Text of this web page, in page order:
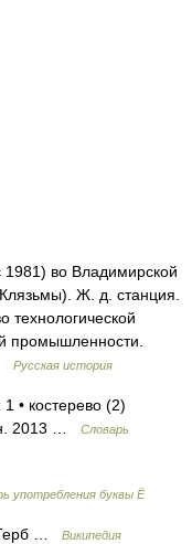
во Владимирской
Ж. д. станция.
технологической
промышленности.
Русская история
• костерево (2)
2013 …
Словарь
употребления буквы Ё
… Википедия